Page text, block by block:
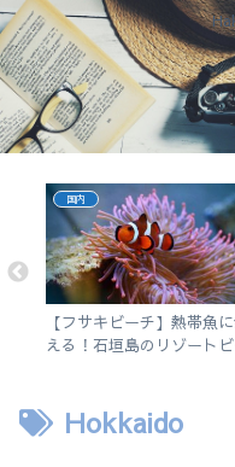
国内
【フサキビーチ】熱帯魚
える！石垣島のリゾート
Hokkaido